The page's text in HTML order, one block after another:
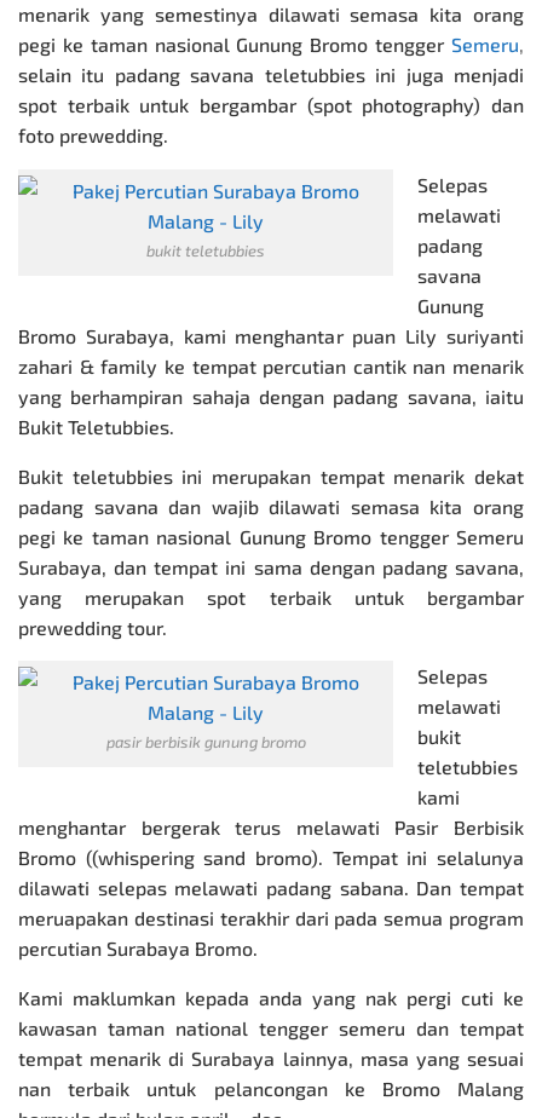
menarik yang semestinya dilawati semasa kita orang
pegi ke taman nasional Gunung Bromo tengger Semeru
selain itu padang savana teletubbies ini juga menjadi
spot terbaik untuk bergambar (spot photography) dan
foto prewedding.
bukit teletubbies
Selepas
melawati
padang
savana
Gunung
Bromo Surabaya, kami menghantar puan Lily suriyanti
zahari & family ke tempat percutian cantik nan menarik
yang berhampiran sahaja dengan padang savana, iaitu
Bukit Teletubbies.
Bukit teletubbies ini merupakan tempat menarik dekat
padang savana dan wajib dilawati semasa kita orang
pegi ke taman nasional Gunung Bromo tengger Semeru
Surabaya, dan tempat ini sama dengan padang savana,
yang merupakan spot terbaik untuk bergambar
prewedding tour.
pasir berbisik gunung bromo
Selepas
melawati
bukit
teletubbies
kami
menghantar bergerak terus melawati Pasir Berbisik
Bromo ((whispering sand bromo). Tempat ini selalunya
dilawati selepas melawati padang sabana. Dan tempat
meruapakan destinasi terakhir dari pada semua program
percutian Surabaya Bromo.
Kami maklumkan kepada anda yang nak pergi cuti ke
kawasan taman national tengger semeru dan tempat
tempat menarik di Surabaya lainnya, masa yang sesuai
nan terbaik untuk pelancongan ke Bromo Malang